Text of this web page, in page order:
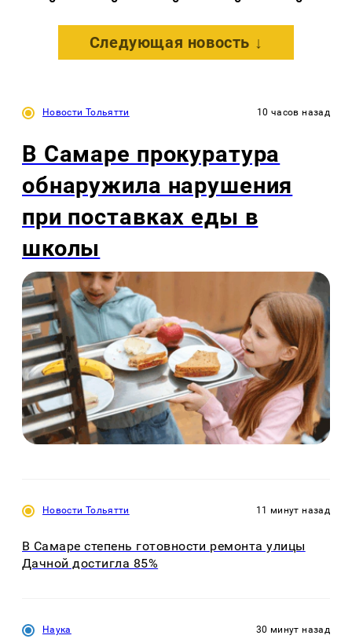
Следующая новость ↓
Новости Тольятти 10 часов назад
В Самаре прокуратура
обнаружила нарушения
при поставках еды в
школы
Новости Тольятти 11 минут назад
В Самаре степень готовности ремонта улицы
Дачной достигла 85%
Наука 30 минут назад